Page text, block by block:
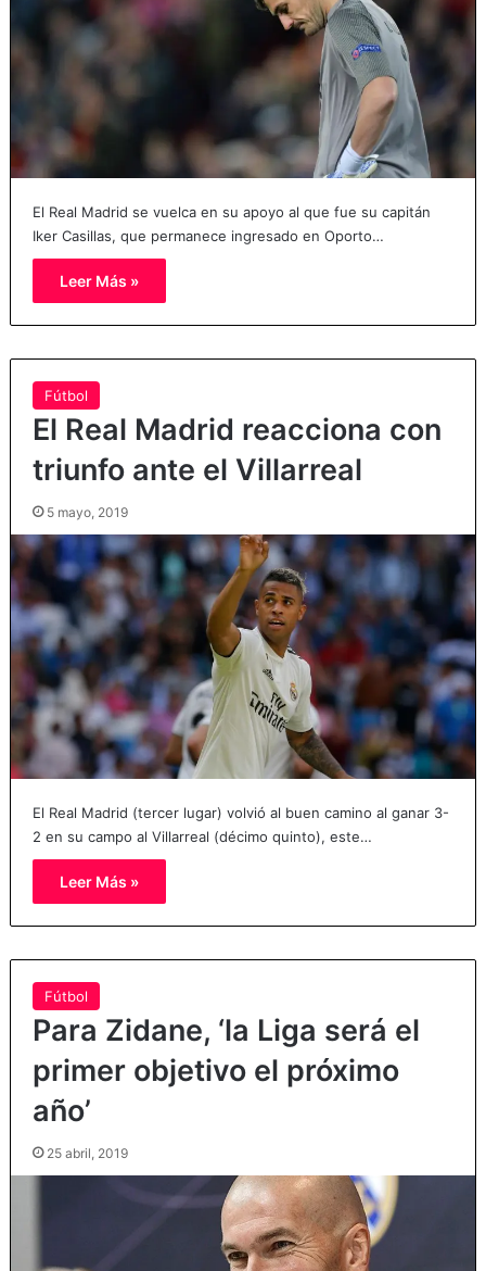
El Real Madrid se vuelca en su apoyo al que fue su capitán
Iker Casillas, que permanece ingresado en Oporto…
Leer Más »
Fútbol
El Real Madrid reacciona con
triunfo ante el Villarreal
5 mayo, 2019
El Real Madrid (tercer lugar) volvió al buen camino al ganar 3-
2 en su campo al Villarreal (décimo quinto), este…
Leer Más »
Fútbol
Para Zidane, ‘la Liga será el
primer objetivo el próximo
año’
25 abril, 2019